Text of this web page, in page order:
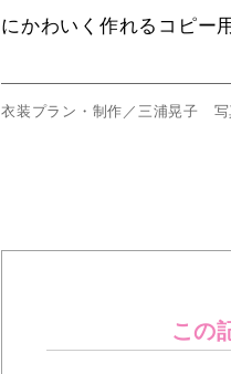
にかわいく作れるコピー
⾐装プラン・制作／三浦晃⼦ 写
この